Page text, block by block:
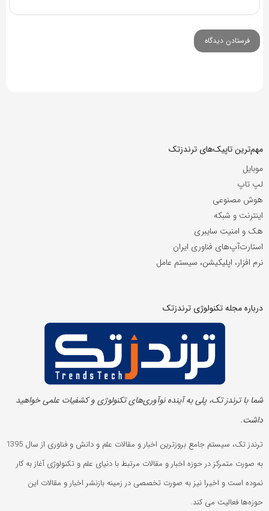
مهم‌ترین تاپیک‌های ترندزتک
موبایل
لپ تاپ
هوش مصنوعی
اینترنت و شبکه
هک و امنیت سایبری
استارت‌آپ‌های فناوری ایران
نرم افزار، اپلیکیشن، سیستم عامل
درباره مجله تکنولوژی ترندزتک
شما با ترندز تک، پلی به آینده‌ نوآوری‌های تکنولوژی و کشفیات علمی خواهید
داشت.
ترندز تک، سیستم جامع بروزترین اخبار و مقالات علم و دانش و فناوری از سال 1395
به صورت متمرکز در حوزه اخبار و مقالات مرتبط با دنیای علم و تکنولوژی آغاز به کار
نموده است و اخیرا نیز به صورت تخصصی در زمینه بازنشر اخبار و مقالات این
حوزه‌ها فعالیت می کند.